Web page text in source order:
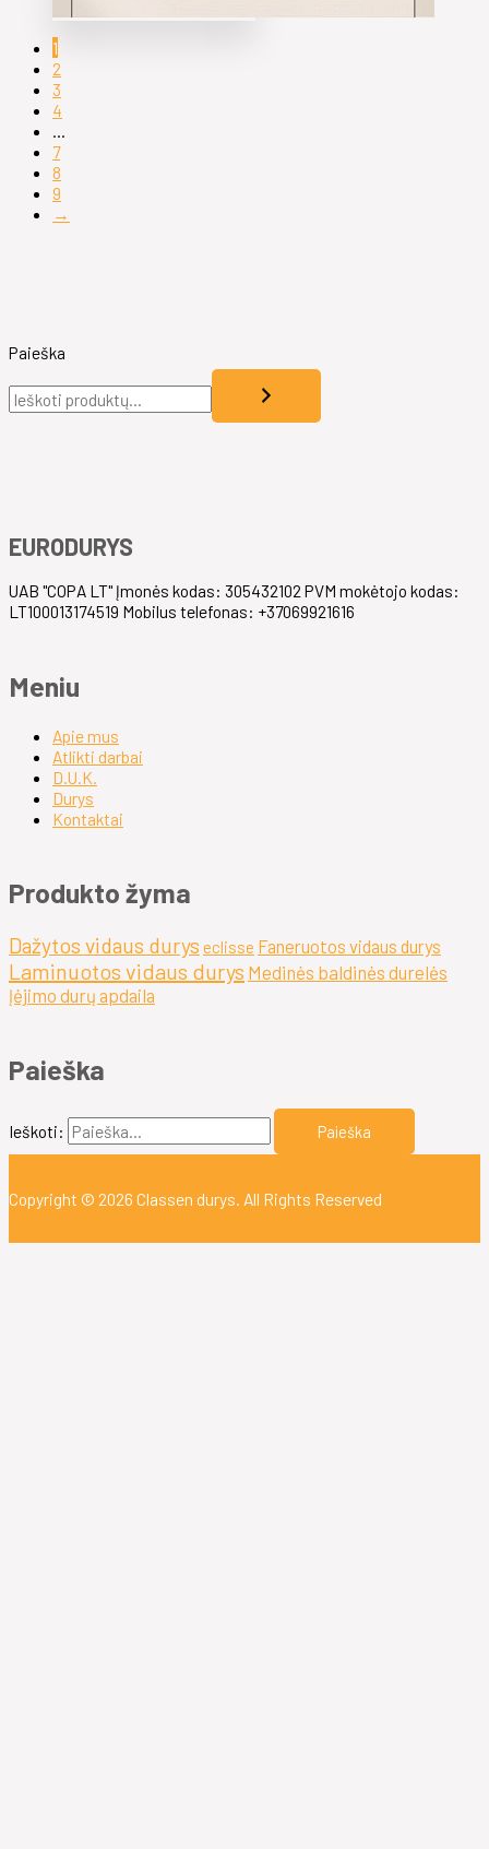
Paieška
1
2
3
4
…
7
8
9
→
EURODURYS
UAB "COPA LT" Įmonės kodas: 305432102 PVM mokėtojo kodas:
LT100013174519 Mobilus telefonas: +37069921616
Meniu
Apie mus
Atlikti darbai
D.U.K.
Durys
Kontaktai
Produkto žyma
Dažytos vidaus durys eclisse Faneruotos vidaus durys
Laminuotos vidaus durys Medinės baldinės durelės
Įėjimo durų apdaila
Paieška
Ieškoti:
Copyright © 2026 Classen durys. All Rights Reserved